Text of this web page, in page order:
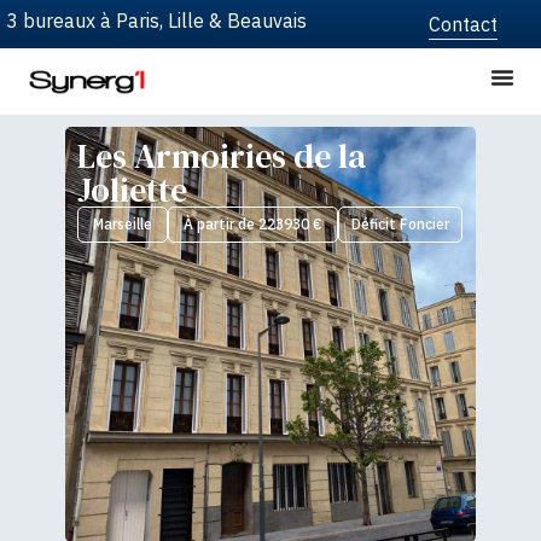
3 bureaux à Paris, Lille & Beauvais Contact
Les Armoiries de la
Joliette
Marseille À partir de 223930 € Déficit Foncier